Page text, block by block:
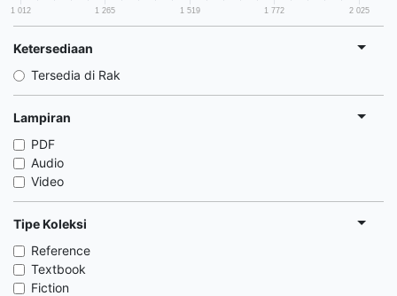
1 012 1 265 1 519 1 772 2 025
Ketersediaan
Tersedia di Rak
Lampiran
PDF
Audio
Video
Tipe Koleksi
Reference
Textbook
Fiction